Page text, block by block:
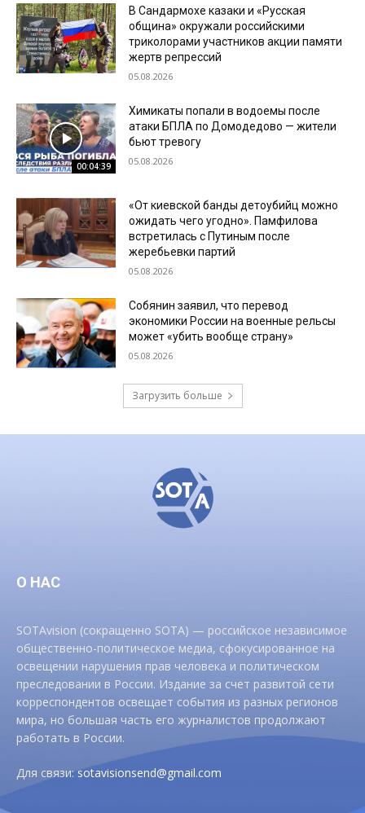
В Сандармохе казаки и «Русская
община» окружали российскими
триколорами участников акции памяти
жертв репрессий
05.08.2026
00:04:39
Химикаты попали в водоемы после
атаки БПЛА по Домодедово — жители
бьют тревогу
05.08.2026
«От киевской банды детоубийц можно
ожидать чего угодно». Памфилова
встретилась с Путиным после
жеребьевки партий
05.08.2026
Собянин заявил, что перевод
экономики России на военные рельсы
может «убить вообще страну»
05.08.2026
Загрузить больше
О НАС
SOTAvision (сокращенно SOTA) — российское независимое
общественно-политическое медиа, сфокусированное на
освещении нарушения прав человека и политическом
преследовании в России. Издание за счет развитой сети
корреспондентов освещает события из разных регионов
мира, но большая часть его журналистов продолжают
работать в России.
Для связи:sotavisionsend@gmail.com